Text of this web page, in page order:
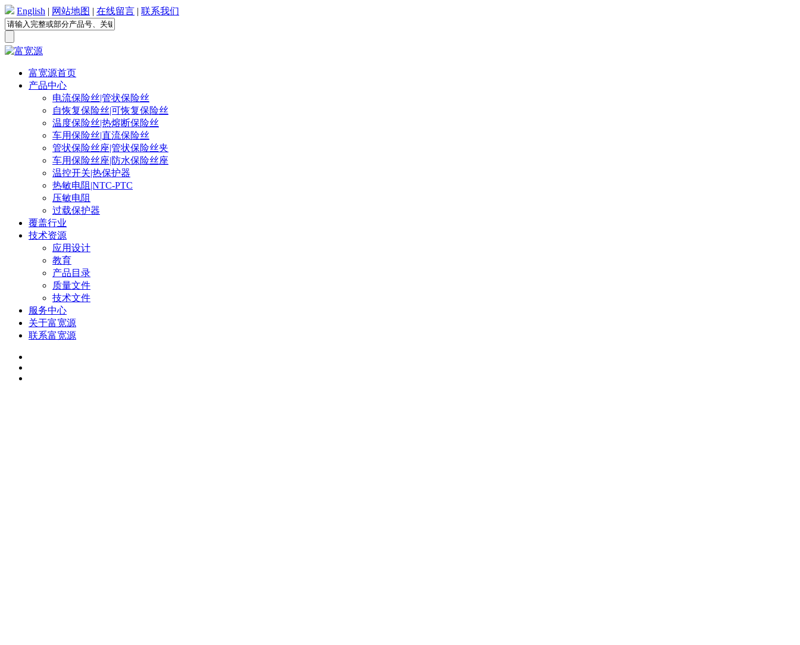
English | 网站地图 | 在线留言 | 联系我们
富宽源首页
产品中心
电流保险丝|管状保险丝
自恢复保险丝|可恢复保险丝
温度保险丝|热熔断保险丝
车用保险丝|直流保险丝
管状保险丝座|管状保险丝夹
车用保险丝座|防水保险丝座
温控开关|热保护器
热敏电阻|NTC-PTC
压敏电阻
过载保护器
覆盖行业
技术资源
应用设计
教育
产品目录
质量文件
技术文件
服务中心
关于富宽源
联系富宽源